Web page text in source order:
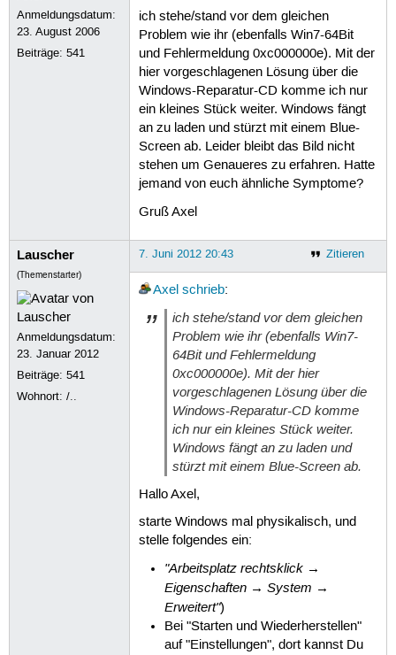
Anmeldungsdatum:
23. August 2006
Beiträge:541
ich stehe/stand vor dem gleichen
Problem wie ihr (ebenfalls Win7-64Bit
und Fehlermeldung 0xc000000e). Mit der
hier vorgeschlagenen Lösung über die
Windows-Reparatur-CD komme ich nur
ein kleines Stück weiter. Windows fängt
an zu laden und stürzt mit einem Blue-
Screen ab. Leider bleibt das Bild nicht
stehen um Genaueres zu erfahren. Hatte
jemand von euch ähnliche Symptome?
Gruß Axel
Lauscher
(Themenstarter)
Anmeldungsdatum:
23. Januar 2012
Beiträge:541
Wohnort: /..
Zitieren
7. Juni 2012 20:43
Axel schrieb:
ich stehe/stand vor dem gleichen
Problem wie ihr (ebenfalls Win7-
64Bit und Fehlermeldung
0xc000000e). Mit der hier
vorgeschlagenen Lösung über die
Windows-Reparatur-CD komme
ich nur ein kleines Stück weiter.
Windows fängt an zu laden und
stürzt mit einem Blue-Screen ab.
Hallo Axel,
starte Windows mal physikalisch, und
stelle folgendes ein:
"Arbeitsplatz rechtsklick →
Eigenschaften → System →
Erweitert")
Bei "Starten und Wiederherstellen"
auf "Einstellungen", dort kannst Du